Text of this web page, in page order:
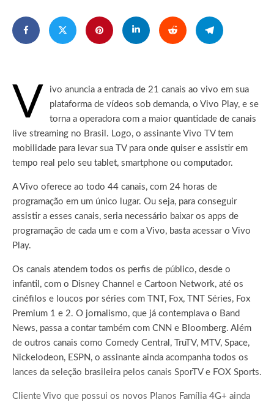
V
ivo anuncia a entrada de 21 canais ao vivo em sua
plataforma de vídeos sob demanda, o Vivo Play, e se
torna a operadora com a maior quantidade de canais
live streaming no Brasil. Logo, o assinante Vivo TV tem
mobilidade para levar sua TV para onde quiser e assistir em
tempo real pelo seu tablet, smartphone ou computador.
A Vivo oferece ao todo 44 canais, com 24 horas de
programação em um único lugar. Ou seja, para conseguir
assistir a esses canais, seria necessário baixar os apps de
programação de cada um e com a Vivo, basta acessar o Vivo
Play.
Os canais atendem todos os perfis de público, desde o
infantil, com o Disney Channel e Cartoon Network, até os
cinéfilos e loucos por séries com TNT, Fox, TNT Séries, Fox
Premium 1 e 2. O jornalismo, que já contemplava o Band
News, passa a contar também com CNN e Bloomberg. Além
de outros canais como Comedy Central, TruTV, MTV, Space,
Nickelodeon, ESPN, o assinante ainda acompanha todos os
lances da seleção brasileira pelos canais SporTV e FOX Sports.
Cliente Vivo que possui os novos Planos Família 4G+ ainda